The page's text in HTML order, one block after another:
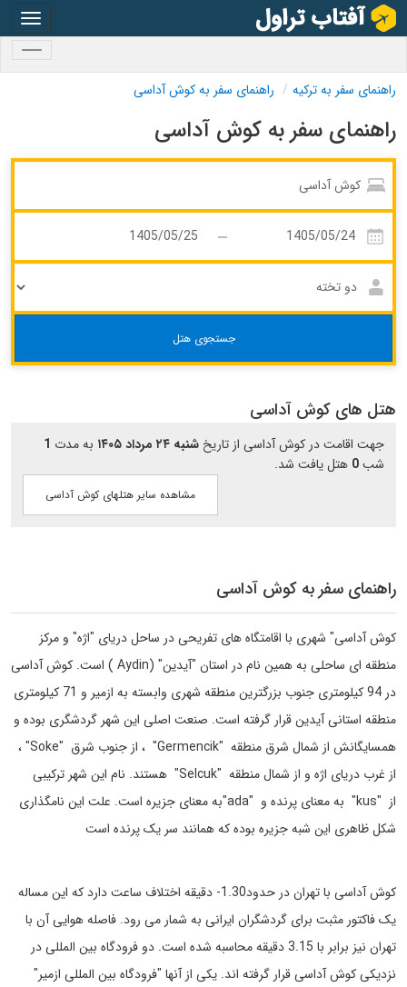
راهنمای سفر به ترکیه راهنمای سفر به کوش آداسی
راهنمای سفر به کوش آداسی
جستجوی هتل
هتل های کوش آداسی
جهت اقامت در کوش آداسی از تاریخ شنبه ۲۴ مرداد ۱۴۰۵ به مدت 1
شب0 هتل یافت شد.
مشاهده سایر هتلهای کوش آداسی
راهنمای سفر به کوش آداسی
کوش آداسی" شهری با اقامتگاه های تفریحی در ساحل دریای "اژه" و مرکز
منطقه ای ساحلی به همین نام در استان "آیدین" (Aydin ) است. کوش آداسی
در 94 کیلومتری جنوب بزرگترین منطقه شهری وابسته به ازمیر و 71 کیلومتری
منطقه استانی آیدین قرار گرفته است. صنعت اصلی این شهر گردشگری بوده و
همسایگانش از شمال شرق منطقه "Germencik" ، از جنوب شرق "Soke" ،
از غرب دریای اژه و از شمال منطقه "Selcuk" هستند. نام این شهر ترکیبی
از "kus" به معنای پرنده و "ada"به معنای جزیره است. علت این نامگذاری
شکل ظاهری این شبه جزیره بوده که همانند سر یک پرنده است
کوش آداسی با تهران در حدود1.30- دقیقه اختلاف ساعت دارد که این مساله
یک فاکتور مثبت برای گردشگران ایرانی به شمار می رود. فاصله هوایی آن با
تهران نیز برابر با 3.15 دقیقه محاسبه شده است. دو فرودگاه بین المللی در
نزدیکی کوش آداسی قرار گرفته اند. یکی از آنها "فرودگاه بین المللی ازمیر"